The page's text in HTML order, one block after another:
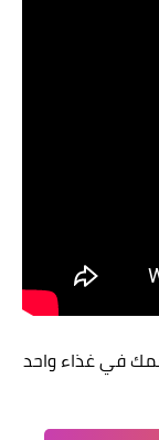
في غذاء واحد